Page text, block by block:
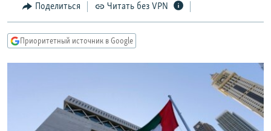
Вернутся
КУЛЬТУРА
КАВКАЗ.РЕАЛИИ
СИБИРЬ.РЕАЛИИ
РАСПИСАНИЕ ВЕЩАНИЯ
Поделиться Читать без VPN
Приоритетный источник в Google